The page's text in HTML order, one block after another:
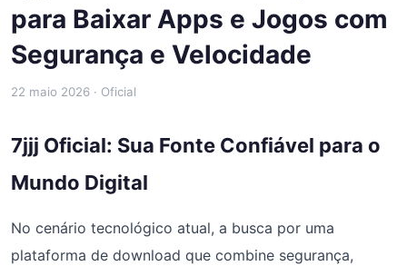
para Baixar Apps e Jogos com
Segurança e Velocidade
22 maio 2026 · Oficial
7jjj Oficial: Sua Fonte Confiável para o
Mundo Digital
No cenário tecnológico atual, a busca por uma
plataforma de download que combine segurança,